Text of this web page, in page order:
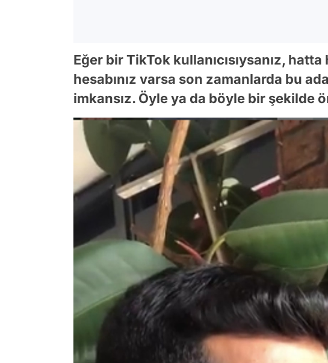
Eğer bir TikTok kullanıcısıysanız,
hesabınız varsa son zamanlarda bu
imkansız. Öyle ya da böyle bir şekilde